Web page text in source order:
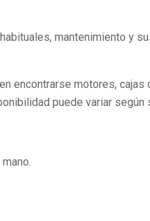
mantenimiento
encontrarse motores,
puede variar según